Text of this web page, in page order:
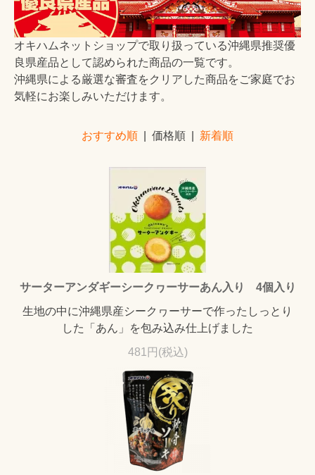
オキハムネットショップで取り扱っている沖縄県推奨優
良県産品として認められた商品の一覧です。
沖縄県による厳選な審査をクリアした商品をご家庭でお
気軽にお楽しみいただけます。
おすすめ順 | 価格順 | 新着順
サーターアンダギーシークヮーサーあん入り 4個入り
生地の中に沖縄県産シークヮーサーで作ったしっとり
した「あん」を包み込み仕上げました
481円(税込)